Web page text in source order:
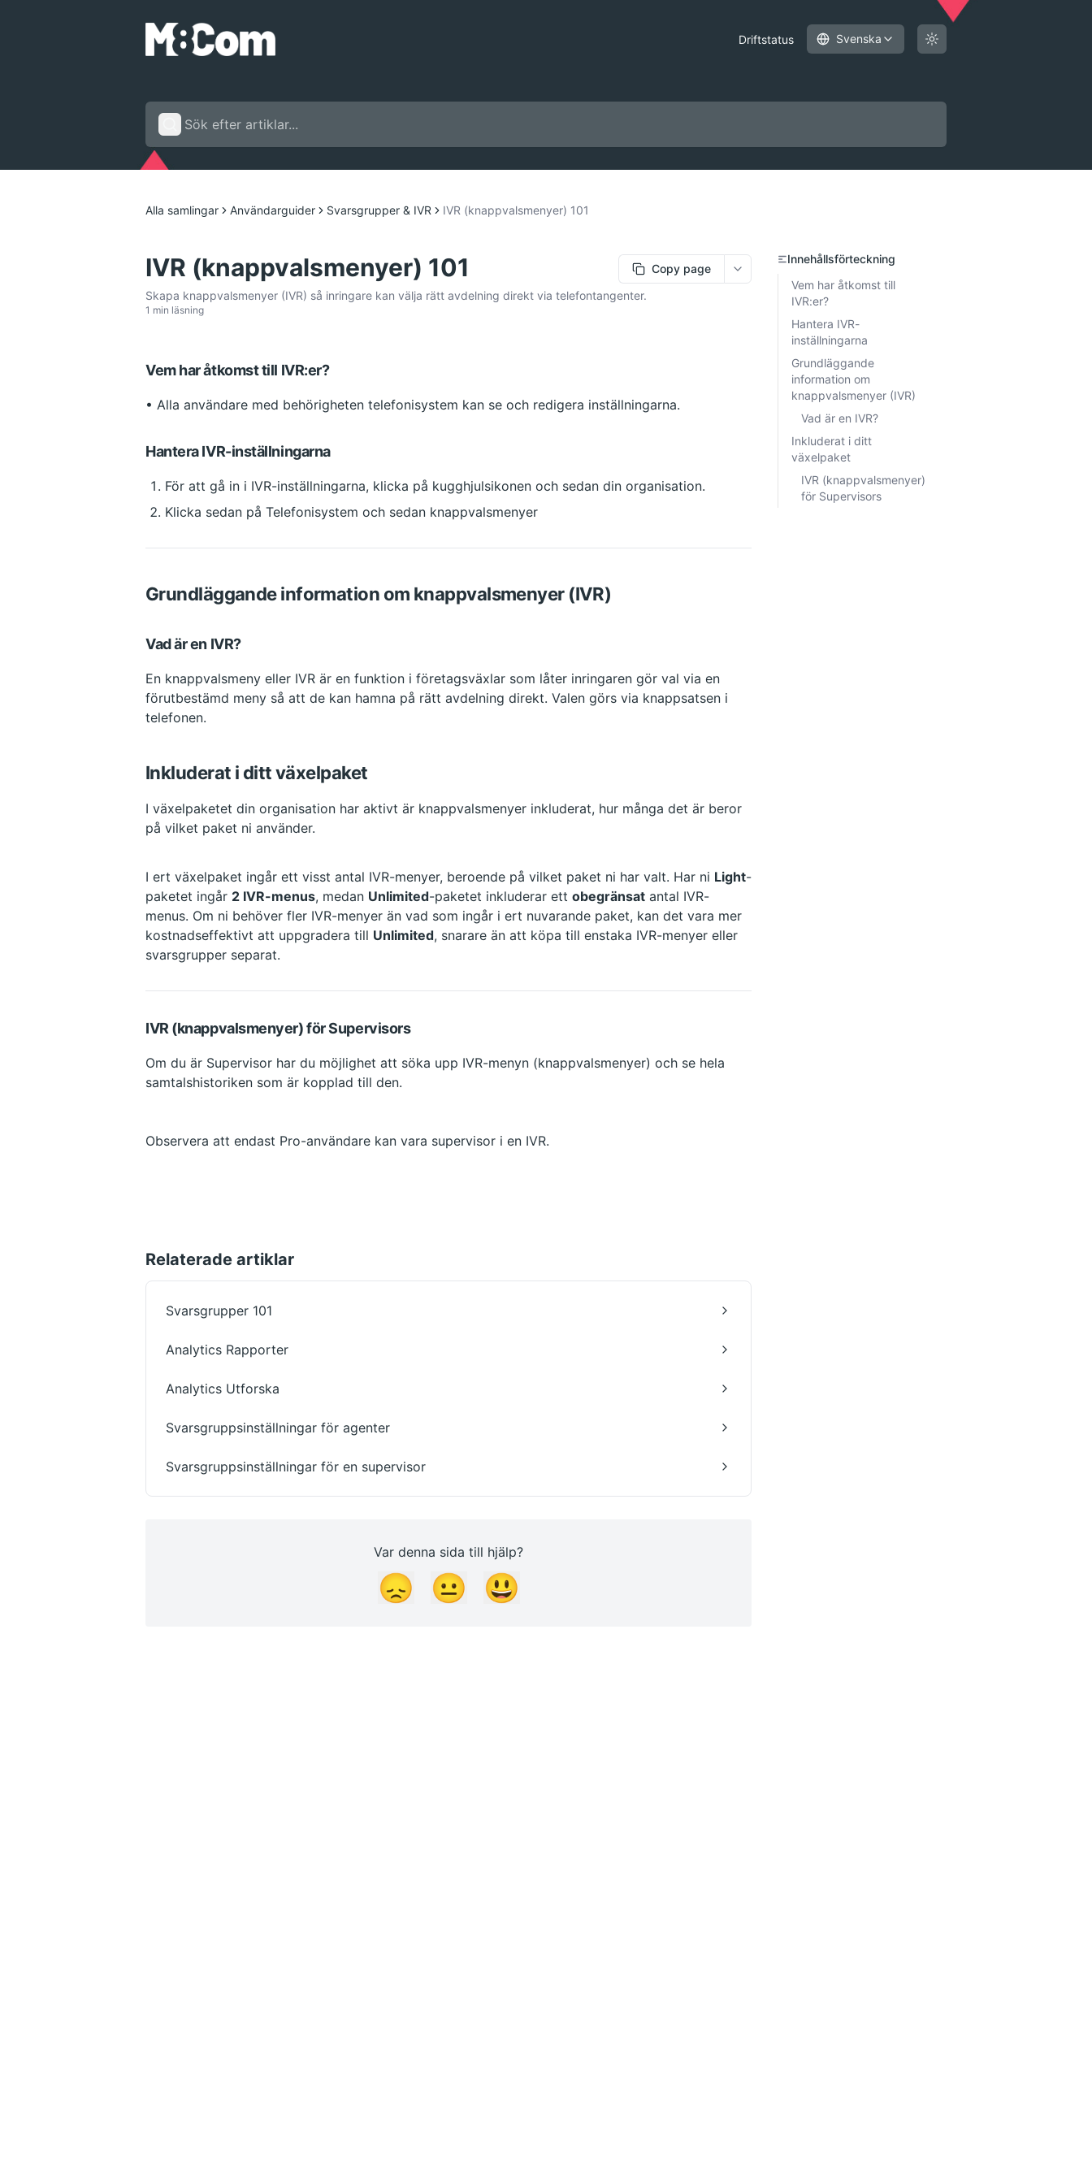
Driftstatus Svenska
Alla samlingar Användarguider Svarsgrupper & IVR IVR (knappvalsmenyer) 101
IVR (knappvalsmenyer) 101 Copy page
More options
Skapa knappvalsmenyer (IVR) så inringare kan välja rätt avdelning direkt via telefontangenter.
1 min läsning
Vem har åtkomst till IVR:er?
• Alla användare med behörigheten telefonisystem kan se och redigera inställningarna.
Hantera IVR-inställningarna
För att gå in i IVR-inställningarna, klicka på kugghjulsikonen och sedan din organisation.
Klicka sedan på Telefonisystem och sedan knappvalsmenyer
Grundläggande information om knappvalsmenyer (IVR)
Vad är en IVR?
En knappvalsmeny eller IVR är en funktion i företagsväxlar som låter inringaren gör val via en
förutbestämd meny så att de kan hamna på rätt avdelning direkt. Valen görs via knappsatsen i
telefonen.
Inkluderat i ditt växelpaket
I växelpaketet din organisation har aktivt är knappvalsmenyer inkluderat, hur många det är beror
på vilket paket ni använder.
I ert växelpaket ingår ett visst antal IVR-menyer, beroende på vilket paket ni har valt. Har ni Light-
paketet ingår 2 IVR-menus, medan Unlimited-paketet inkluderar ett obegränsat antal IVR-
menus. Om ni behöver fler IVR-menyer än vad som ingår i ert nuvarande paket, kan det vara mer
kostnadseffektivt att uppgradera till Unlimited, snarare än att köpa till enstaka IVR-menyer eller
IVR (knappvalsmenyer) för Supervisors
Om du är Supervisor har du möjlighet att söka upp IVR-menyn (knappvalsmenyer) och se hela
samtalshistoriken som är kopplad till den.
Observera att endast Pro-användare kan vara supervisor i en IVR.
Relaterade artiklar
Svarsgrupper 101
Analytics Rapporter
Analytics Utforska
Svarsgruppsinställningar för agenter
Svarsgruppsinställningar för en supervisor
Var denna sida till hjälp?
😞 😐 😃
Innehållsförteckning
Vem har åtkomst till
IVR:er?
Hantera IVR-
inställningarna
Grundläggande
information om
knappvalsmenyer (IVR)
Vad är en IVR?
Inkluderat i ditt
växelpaket
IVR (knappvalsmenyer)
för Supervisors